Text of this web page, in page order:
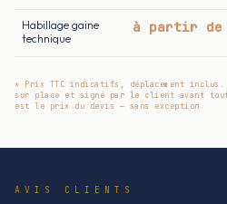
Habillage gaine
technique
à partir de
* Prix TTC indicatifs, déplacement
sur place et signé par le client avant
est le prix du devis — sans exception.
AVIS CLIENTS